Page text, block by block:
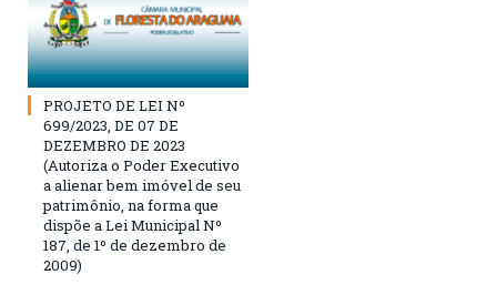
PROJETO DE LEI Nº
699/2023, DE 07 DE
DEZEMBRO DE 2023
(Autoriza o Poder Executivo
a alienar bem imóvel de seu
patrimônio, na forma que
dispõe a Lei Municipal Nº
187, de 1º de dezembro de
2009)